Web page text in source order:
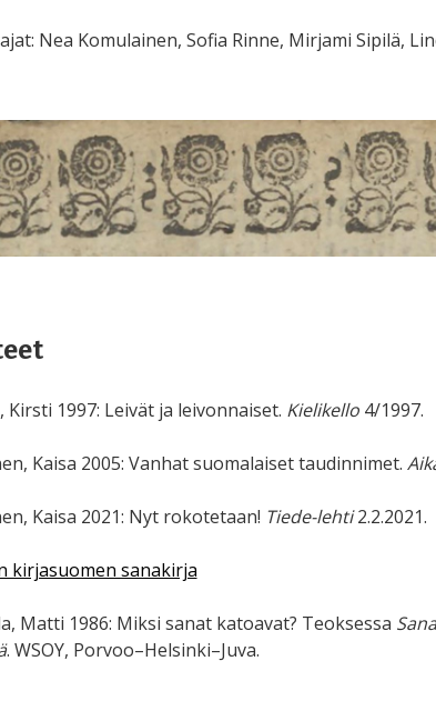
Nea Komulainen, Sofia Rinne, Mirjami Sipilä,
Kirsti 1997: Leivät ja leivonnaiset. Kielikello4/1997.
Kaisa 2005: Vanhat suomalaiset taudinnimet.
Kaisa 2021: Nyt rokotetaan! Tiede-lehti2.2.2021.
kirjasuomen sanakirja
Matti 1986: Miksi sanat katoavat? Teoksessa
. WSOY, Porvoo–Helsinki–Juva.